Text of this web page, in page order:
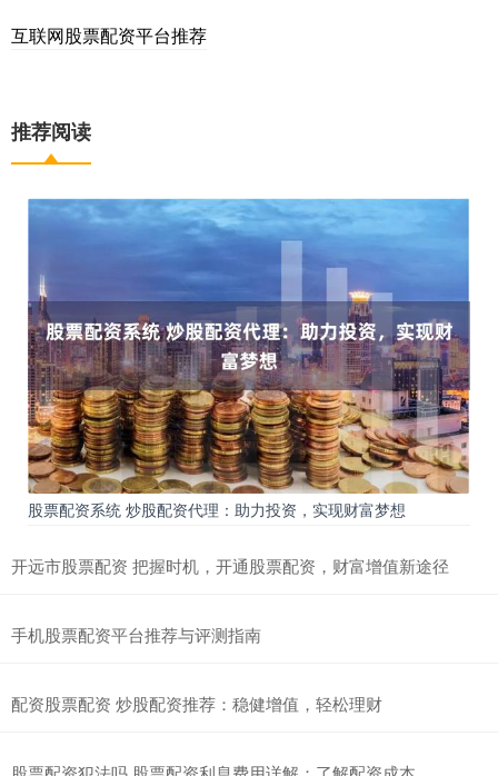
互联网股票配资平台推荐
推荐阅读
股票配资系统 炒股配资代理：助力投资，实现财富梦想
开远市股票配资 把握时机，开通股票配资，财富增值新途径
手机股票配资平台推荐与评测指南
配资股票配资 炒股配资推荐：稳健增值，轻松理财